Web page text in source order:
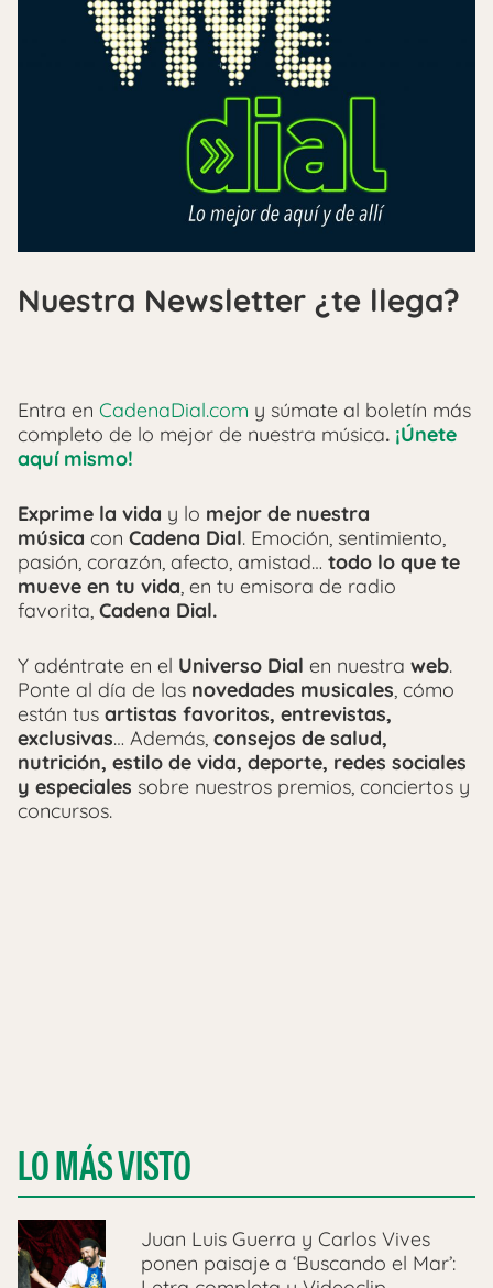
Nuestra Newsletter ¿te llega?
Entra en CadenaDial.com y súmate al boletín más
completo de lo mejor de nuestra música. ¡Únete
aquí mismo!
Exprime la vida y lo mejor de nuestra
música con Cadena Dial. Emoción, sentimiento,
pasión, corazón, afecto, amistad… todo lo que te
mueve en tu vida, en tu emisora de radio
favorita, Cadena Dial.
Y adéntrate en el Universo Dial en nuestra web.
Ponte al día de las novedades musicales, cómo
están tus artistas favoritos, entrevistas,
exclusivas… Además, consejos de salud,
nutrición, estilo de vida, deporte, redes sociales
y especiales sobre nuestros premios, conciertos y
concursos.
LO MÁS VISTO
Juan Luis Guerra y Carlos Vives
ponen paisaje a ‘Buscando el Mar’: